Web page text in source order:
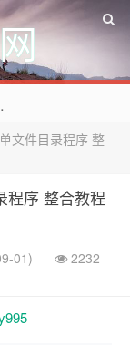
注公众号:烈日下的男人
文件目录程序 整
程序 整合教程
01)
2232